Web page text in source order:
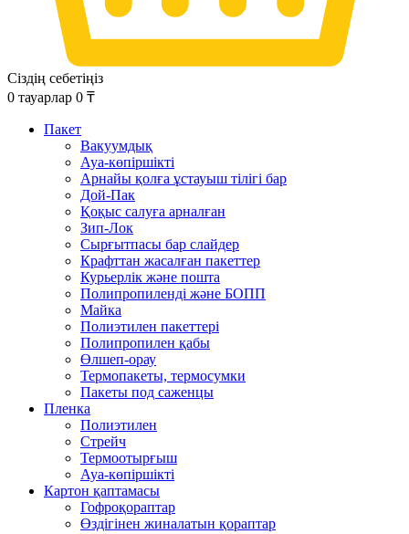
Сіздің себетіңіз
0 тауарлар 0 ₸
Пакет
Вакуумдық
Ауа-көпіршікті
Арнайы қолға ұстауыш тілігі бар
Дой-Пак
Қоқыс салуға арналған
Зип-Лок
Сырғытпасы бар слайдер
Крафттан жасалған пакеттер
Курьерлік және пошта
Полипропиленді және БОПП
Майка
Полиэтилен пакеттері
Полипропилен қабы
Өлшеп-орау
Термопакеты, термосумки
Пакеты под саженцы
Пленка
Полиэтилен
Стрейч
Термоотырғыш
Ауа-көпіршікті
Картон қаптамасы
Гофроқораптар
Өздігінен жиналатын қораптар